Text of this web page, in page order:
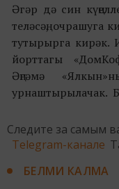
Әгәр дә син
теләсәң, очрашуга
тутырырга
йорттагы
Әңгәмә
урнаштырылачак.
Следите за самым
Telegram-канале
БЕЛМИ КАЛМА